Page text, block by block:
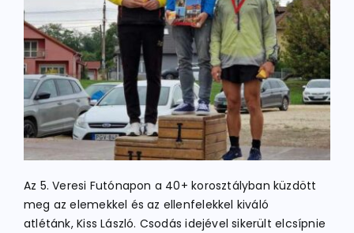
ELÉRHETŐSÉGEK
TAGDÍJ BEFIZETÉS
Az 5. Veresi Futónapon a 40+ korosztályban küzdött
meg az elemekkel és az ellenfelekkel kiváló
atlétánk, Kiss László. Csodás idejével sikerült elcsípnie